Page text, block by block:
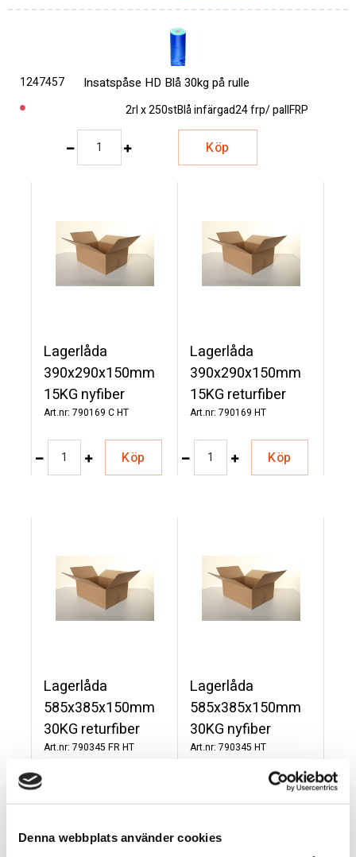
Denna webbplats använder cookies
1247457 Insatspåse HD Blå 30kg på rulle
2rl x 250stBlå infärgad24 frp/ pallFRP
Köp
Lagerlåda
390x290x150mm
15KG nyfiber
790169 C HT
Köp
Lagerlåda
390x290x150mm
15KG returfiber
790169 HT
Köp
Lagerlåda
585x385x150mm
30KG returfiber
790345 FR HT
Lagerlåda
585x385x150mm
30KG nyfiber
790345 HT
Köp